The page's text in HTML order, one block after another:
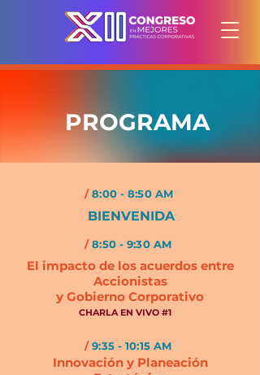
PROGRAMA
/ 8:00 - 8:50 AM
BIENVENIDA
/ 8:50 - 9:30 AM
El impacto de los acuerdos entre
Accionistas
y Gobierno Corporativo
CHARLA EN VIVO #1
/9:35 - 10:15 AM
Innovación y Planeación